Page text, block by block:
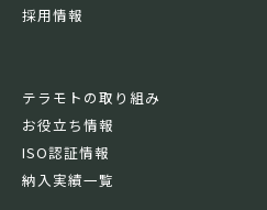
採用情報
テラモトの取り組み
お役立ち情報
ISO認証情報
納入実績一覧